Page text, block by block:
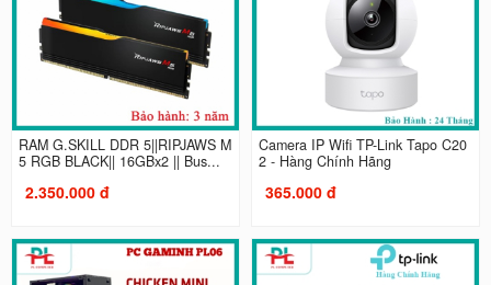
RAM G.SKILL DDR 5||RIPJAWS M
5 RGB BLACK|| 16GBx2 || Bus...
2.350.000 đ
Camera IP Wifi TP-Link Tapo C20
2 - Hàng Chính Hãng
365.000 đ